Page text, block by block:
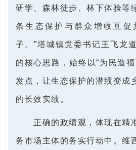
研学、森林徒步、林下体验等
条生态保护与群众增收互促
子。”塔城镇党委书记王飞龙
的核心思路，始终以“为民造
发点，让生态保护的潜绩变成
的长效实绩。
正确的政绩观，体现在精
务市场主体的务实行动中。维